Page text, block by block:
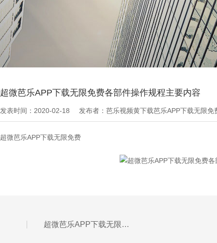
芭乐APP下载无限免费文章>最新资讯
超微芭乐APP下载无限免费各部件操作规程主要内容
发表时间：2020-02-18 发布者：芭乐视频黄下载芭乐APP下载无限
超微芭乐APP下载无限免费
超微芭乐APP下载无限免费加工的粒度由什么控制